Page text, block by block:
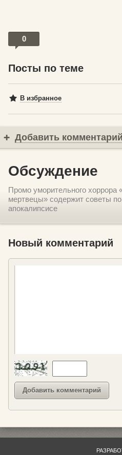
0
Посты по теме
В избранное
Добавить комментарий
Обсуждение
Промо уморительного
мертвецы» содержит советы
апокалипсисе
Новый комментарий